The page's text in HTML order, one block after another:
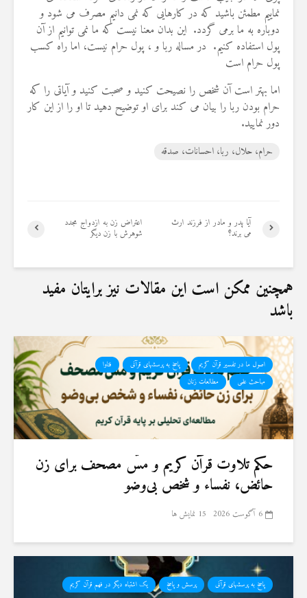
نماییم مطمئن باشید که در کارهایی که نمی دانیم مصرف می شود و
دوباره به ما برمی گردد. این بدان معنا نیست که ما نمی توانیم از آن
پول استفاده کنیم. در مساله ربا و ، پول حرام نیست، اما راه کسب
پول حرام است
اما بهتر است آن شخص را نصیحت کنید و صحبت کنید و آیاتی را که
حرام بودن ربا را بیان می کند برای او توضیح دهید تا او را از این کار
دور نمایید.
حرام، حلال، ربا، احسانات، صدقه
اعتراض زن به ازدواج مجدد
شوهرش با زن دیگر
آیا پدر و مادر از فرزند ارث
می برند؟
همچنین ممکن است این مقالات نیز برایتان مفید
باشد
اصول ما در تفسیر قرآن کریم پاسخ به پرسشهای قرآنی
فتاوا
مباحث علمی
مطالعات زنان
حكم تلاوت قرآن كريم و مسّ مصحف برای زن
حائض، نفساء و شخص بی‌وضو
6 آگوست 2026 15 نمایش ها
پاسخ به پرسشهای قرآنی پرسش و پاسخ یک اشتباه دیگر در فهم قرآن کریم
36 نمایش ها